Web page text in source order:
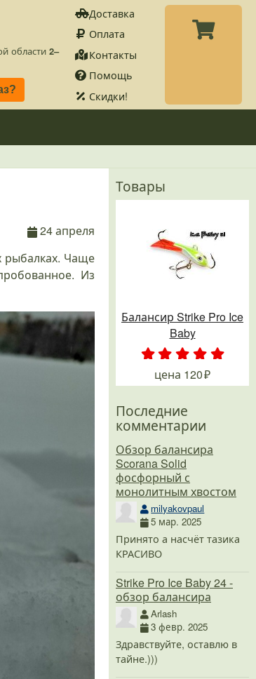
Доставка
Оплата
Контакты
Помощь
Скидки!
области 2–
24 апреля
рыбалках. Чаще
Из
Товары
Балансир Strike Pro Ice
Baby
. .
цена 120
Последние
комментарии
Обзор балансира
Scorana Solid
фосфорный с
монолитным хвостом
milyakovpaul
5 мар. 2025
Принято а насчёт тазика
КРАСИВО
Strike Pro Ice Baby 24 -
обзор балансира
Arlash
3 февр. 2025
Здравствуйте, оставлю в
тайне.)))